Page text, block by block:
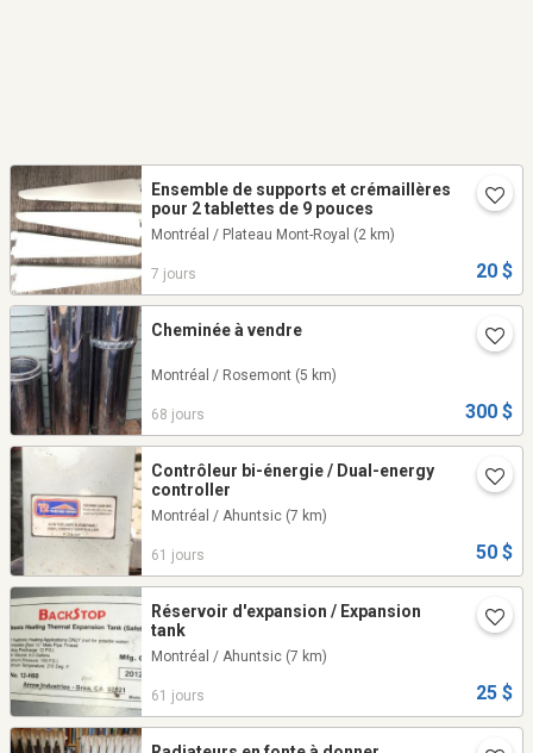
Ensemble de supports et crémaillères
pour 2 tablettes de 9 pouces
Montréal / Plateau Mont-Royal (2 km)
7 jours 20 $
Cheminée à vendre
Montréal / Rosemont (5 km)
68 jours 300 $
Contrôleur bi-énergie / Dual-energy
controller
Montréal / Ahuntsic (7 km)
61 jours 50 $
Réservoir d'expansion / Expansion
tank
Montréal / Ahuntsic (7 km)
61 jours 25 $